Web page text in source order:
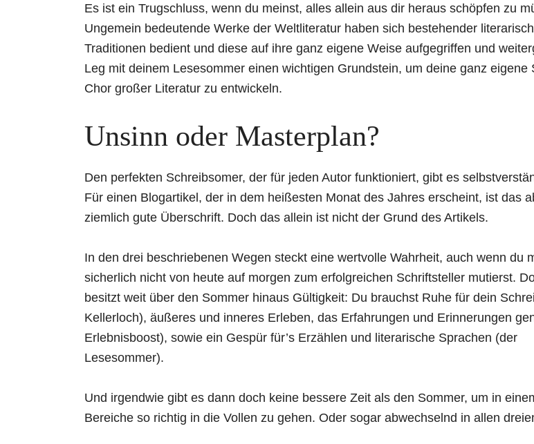
Es ist ein Trugschluss, wenn du meinst, alles allein aus dir heraus schöpfen zu
Ungemein bedeutende Werke der Weltliteratur haben sich bestehender
Traditionen bedient und diese auf ihre ganz eigene Weise aufgegriffen und
Leg mit deinem Lesesommer einen wichtigen Grundstein, um deine ganz eigene
Chor großer Literatur zu entwickeln.
Unsinn oder Masterplan?
Den perfekten Schreibsomer, der für jeden Autor funktioniert, gibt es
Für einen Blogartikel, der in dem heißesten Monat des Jahres erscheint, ist das
ziemlich gute Überschrift. Doch das allein ist nicht der Grund des Artikels.
In den drei beschriebenen Wegen steckt eine wertvolle Wahrheit, auch wenn du
sicherlich nicht von heute auf morgen zum erfolgreichen Schriftsteller mutierst.
besitzt weit über den Sommer hinaus Gültigkeit: Du brauchst Ruhe für dein
Kellerloch), äußeres und inneres Erleben, das Erfahrungen und Erinnerungen
Erlebnisboost), sowie ein Gespür für’s Erzählen und literarische Sprachen (der
Lesesommer).
Und irgendwie gibt es dann doch keine bessere Zeit als den Sommer, um in
Bereiche so richtig in die Vollen zu gehen. Oder sogar abwechselnd in allen